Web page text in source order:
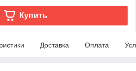
Купить
Доставка Оплата